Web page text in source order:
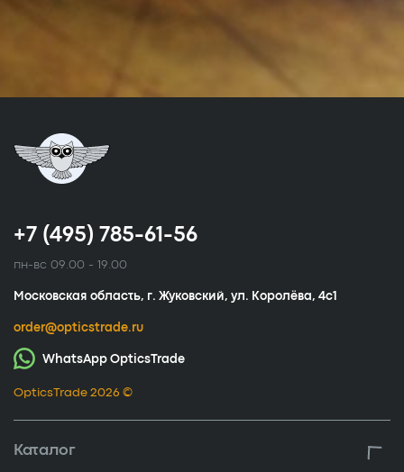
+7 (495) 785-61-56
пн-вс 09.00 - 19.00
Московская область, г. Жуковский, ул. Королёва, 4с1
order@opticstrade.ru
WhatsApp OpticsTrade
OpticsTrade 2026 ©
Каталог